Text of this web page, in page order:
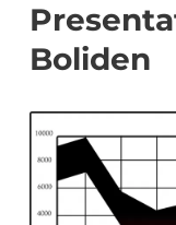
Boliden